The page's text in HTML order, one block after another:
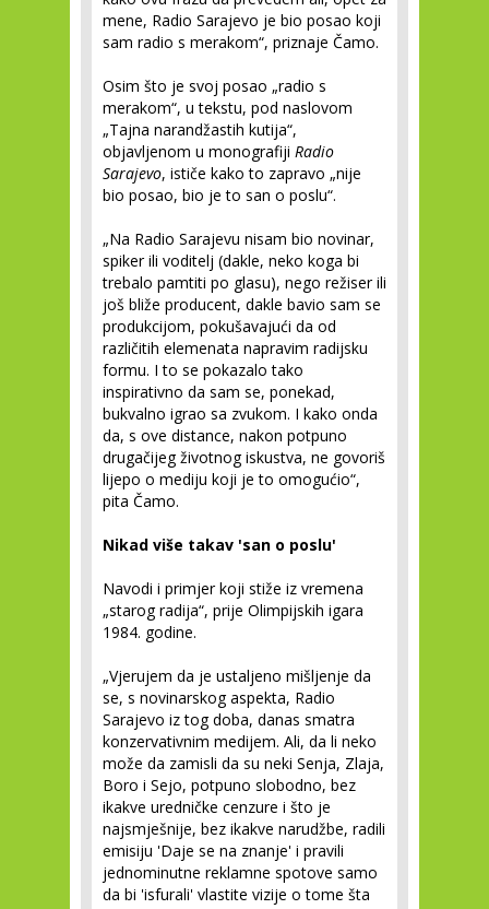
mene, Radio Sarajevo je bio posao koji
sam radio s merakom“, priznaje Čamo.
Osim što je svoj posao „radio s
merakom“, u tekstu, pod naslovom
„Tajna narandžastih kutija“,
objavljenom u monografiji Radio
Sarajevo, ističe kako to zapravo „nije
bio posao, bio je to san o poslu“.
„Na Radio Sarajevu nisam bio novinar,
spiker ili voditelj (dakle, neko koga bi
trebalo pamtiti po glasu), nego režiser ili
još bliže producent, dakle bavio sam se
produkcijom, pokušavajući da od
različitih elemenata napravim radijsku
formu. I to se pokazalo tako
inspirativno da sam se, ponekad,
bukvalno igrao sa zvukom. I kako onda
da, s ove distance, nakon potpuno
drugačijeg životnog iskustva, ne govoriš
lijepo o mediju koji je to omogućio“,
pita Čamo.
Nikad više takav 'san o poslu'
Navodi i primjer koji stiže iz vremena
„starog radija“, prije Olimpijskih igara
1984. godine.
„Vjerujem da je ustaljeno mišljenje da
se, s novinarskog aspekta, Radio
Sarajevo iz tog doba, danas smatra
konzervativnim medijem. Ali, da li neko
može da zamisli da su neki Senja, Zlaja,
Boro i Sejo, potpuno slobodno, bez
ikakve uredničke cenzure i što je
najsmješnije, bez ikakve narudžbe, radili
emisiju 'Daje se na znanje' i pravili
jednominutne reklamne spotove samo
da bi 'isfurali' vlastite vizije o tome šta